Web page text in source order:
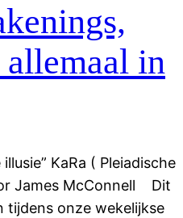
in
KaRa ( Pleiadische
James McConnell Dit
onze wekelijkse